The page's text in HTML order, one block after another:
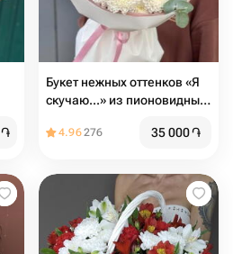
֏
Букет нежных оттенков «Я
скучаю...» из пионовидных
4.96276 35 000֏